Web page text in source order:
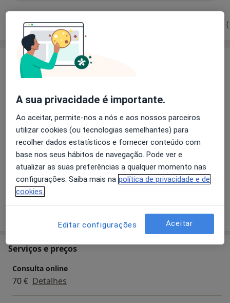
Experiência Preços Opiniões
Experiência
Cirurgia Geral, Cirurgia da Parede abdominal, cirurgia
pele e tecidos moles, cirurgia laparoscopica, urgências
e emergências abdominais e traumáticas, cirurgia
oncológica abdominal, pé diabético
Principais doenças tratadas
Abscesso Abdominal
Diverticulite
Bócio Nodular
Fissura Anal Abdome Agudo +22
sobre a experiência
Serviços e preços
Consulta online
70 € Detalhes
A sua privacidade é importante.
Ao aceitar, permite-nos a nós e aos nossos parceiros
utilizar cookies (ou tecnologias semelhantes) para
recolher dados estatísticos e fornecer conteúdo com
base nos seus hábitos de navegação. Pode ver e
atualizar as suas preferências a qualquer momento nas
configurações. Saiba mais na política de privacidade e de
cookies.
Editar configurações Aceitar